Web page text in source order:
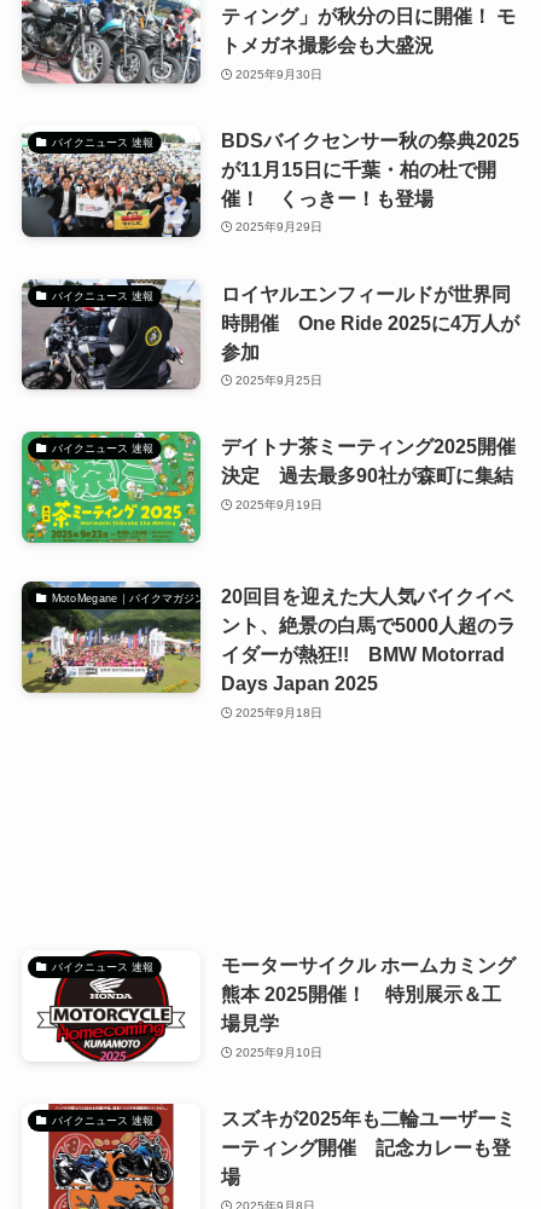
ティング」が秋分の日に開催！ モ
トメガネ撮影会も大盛況
2025年9月30日
バイクニュース 速報
BDSバイクセンサー秋の祭典2025
が11月15日に千葉・柏の杜で開
催！ くっきー！も登場
2025年9月29日
バイクニュース 速報
ロイヤルエンフィールドが世界同
時開催 One Ride 2025に4万人が
参加
2025年9月25日
バイクニュース 速報
デイトナ茶ミーティング2025開催
決定 過去最多90社が森町に集結
2025年9月19日
MotoMegane｜バイクマガジン
20回目を迎えた大人気バイクイベ
ント、絶景の白馬で5000人超のラ
イダーが熱狂!! BMW Motorrad
Days Japan 2025
2025年9月18日
バイクニュース 速報
モーターサイクル ホームカミング
熊本 2025開催！ 特別展示＆工
場見学
2025年9月10日
バイクニュース 速報
スズキが2025年も二輪ユーザーミ
ーティング開催 記念カレーも登
場
2025年9月8日